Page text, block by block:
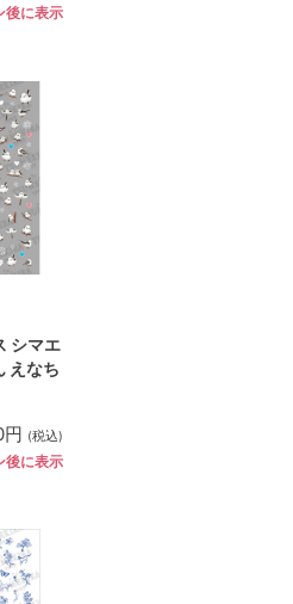
後に表示
シマエ
えなち
(税込)
後に表示